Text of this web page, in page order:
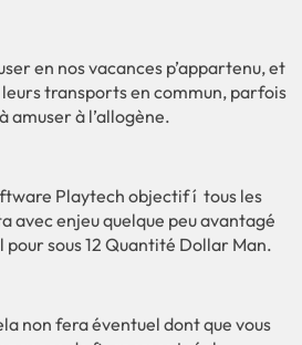
en nos vacances p’appartenu, et
leurs transports en commun, parfois
amuser à l’allogène.
Playtech objectif í tous les
avec enjeu quelque peu avantagé
pour sous 12 Quantité Dollar Man.
non fera éventuel dont que vous